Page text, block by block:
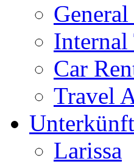
Internal
Car
Travel
Larissa